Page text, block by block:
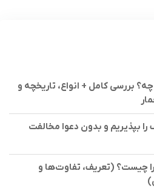
بررسی کامل + انواع، تاریخچه و
بپذیریم و بدون دعوا مخالفت
چیست؟ (تعریف، تفاوت‌ها و